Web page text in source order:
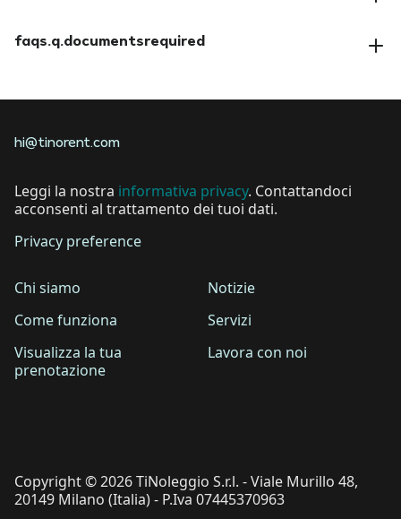
faqs.q.documentsrequired
hi@tinorent.com
Leggi la nostra informativa privacy. Contattandoci
acconsenti al trattamento dei tuoi dati.
Privacy preference
Chi siamo
Come funziona
Visualizza la tua
prenotazione
Notizie
Servizi
Lavora con noi
Copyright © 2026 TiNoleggio S.r.l. - Viale Murillo 48,
20149 Milano (Italia) - P.Iva 07445370963